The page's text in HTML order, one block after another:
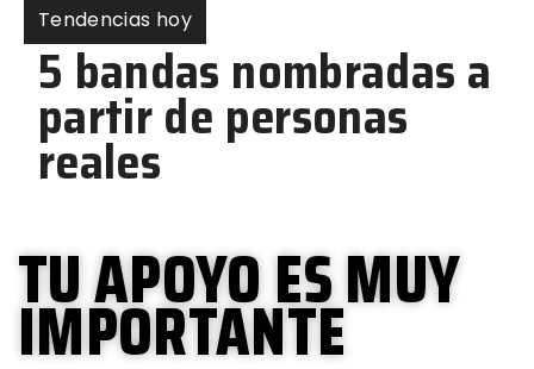
Tendencias hoy
5 bandas nombradas a
partir de personas
reales
TU APOYO ES MUY
IMPORTANTE